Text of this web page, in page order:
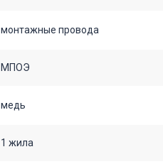
монтажные провода
МПОЭ
медь
1 жила